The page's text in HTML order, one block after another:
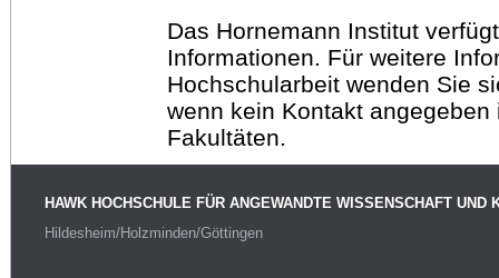
Das Hornemann Institut
Informationen. Für weitere
Hochschularbeit wenden Sie
wenn kein Kontakt
Fakultäten.
HAWK HOCHSCHULE FÜR ANGEWANDTE WISSENSCHAFT UND
Hildesheim/Holzminden/Göttingen